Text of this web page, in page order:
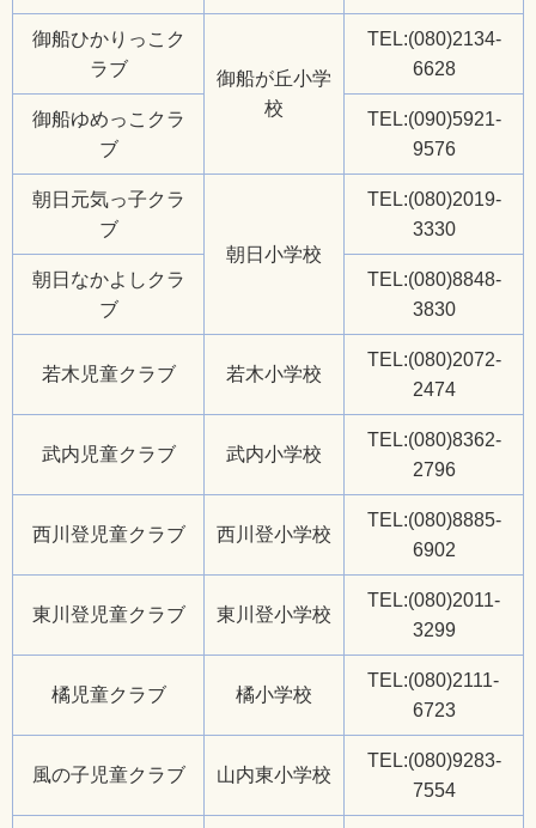
御船ひかりっこク
ラブ
御船が丘小学
校
TEL:(080)2134-
6628
御船ゆめっこクラ
ブ
TEL:(090)5921-
9576
朝日元気っ子クラ
ブ
朝日小学校
TEL:(080)2019-
3330
朝日なかよしクラ
ブ
TEL:(080)8848-
3830
若木児童クラブ 若木小学校
TEL:(080)2072-
2474
武内児童クラブ 武内小学校
TEL:(080)8362-
2796
西川登児童クラブ 西川登小学校
TEL:(080)8885-
6902
東川登児童クラブ 東川登小学校
TEL:(080)2011-
3299
橘児童クラブ 橘小学校
TEL:(080)2111-
6723
風の子児童クラブ 山内東小学校
TEL:(080)9283-
7554